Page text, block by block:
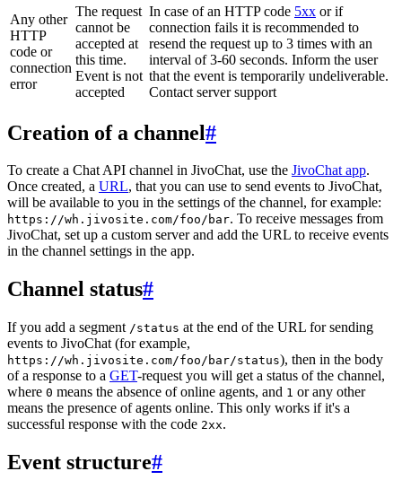
Any other
HTTP
code or
connection
error
The request
cannot be
accepted at
this time.
Event is not
accepted
In case of an HTTP code 5xx or if
connection fails it is recommended to
resend the request up to 3 times with an
interval of 3-60 seconds. Inform the user
that the event is temporarily undeliverable.
Contact server support
Creation of a channel#
To create a Chat API channel in JivoChat, use the JivoChat app.
Once created, a URL, that you can use to send events to JivoChat,
will be available to you in the settings of the channel, for example:
https://wh.jivosite.com/foo/bar. To receive messages from
JivoChat, set up a custom server and add the URL to receive events
in the channel settings in the app.
Channel status#
If you add a segment /status at the end of the URL for sending
events to JivoChat (for example,
https://wh.jivosite.com/foo/bar/status), then in the body
of a response to a GET-request you will get a status of the channel,
where 0 means the absence of online agents, and 1 or any other
means the presence of agents online. This only works if it's a
successful response with the code 2xx.
Event structure#